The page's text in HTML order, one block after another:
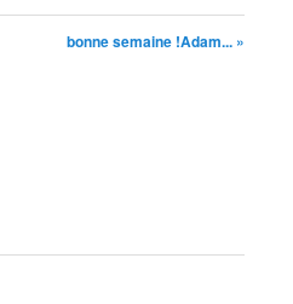
bonne semaine !Adam... »